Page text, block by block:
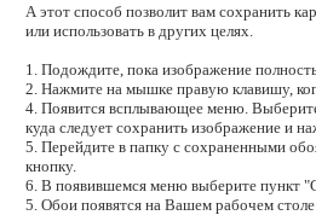
А этот способ позволит вам сохранить
или использовать в других целях.
1. Подождите, пока изображение
2. Нажмите на мышке правую клавишу,
4. Появится всплывающее меню.
куда следует сохранить изображение и
5. Перейдите в папку с сохраненными
кнопку.
6. В появившемся меню выберите пункт
5. Обои появятся на Вашем рабочем